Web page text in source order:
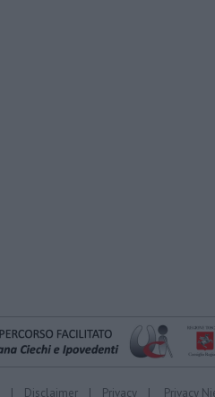
| Disclaimer | Privacy | Privacy